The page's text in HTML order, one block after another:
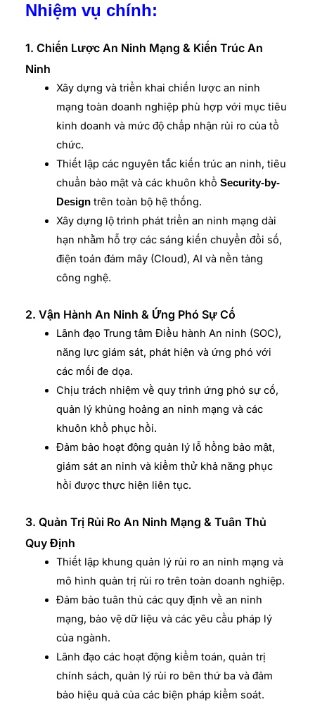
Nhiệm vụ chính:
1. Chiến Lược An Ninh Mạng & Kiến Trúc An
Ninh
Xây dựng và triển khai chiến lược an ninh
mạng toàn doanh nghiệp phù hợp với mục tiêu
kinh doanh và mức độ chấp nhận rủi ro của tổ
chức.
Thiết lập các nguyên tắc kiến trúc an ninh, tiêu
chuẩn bảo mật và các khuôn khổ Security-by-
Designtrên toàn bộ hệ thống.
Xây dựng lộ trình phát triển an ninh mạng dài
hạn nhằm hỗ trợ các sáng kiến chuyển đổi số,
điện toán đám mây (Cloud), AI và nền tảng
công nghệ.
2. Vận Hành An Ninh & Ứng Phó Sự Cố
Lãnh đạo Trung tâm Điều hành An ninh (SOC),
năng lực giám sát, phát hiện và ứng phó với
các mối đe dọa.
Chịu trách nhiệm về quy trình ứng phó sự cố,
quản lý khủng hoảng an ninh mạng và các
khuôn khổ phục hồi.
Đảm bảo hoạt động quản lý lỗ hổng bảo mật,
giám sát an ninh và kiểm thử khả năng phục
hồi được thực hiện liên tục.
3. Quản Trị Rủi Ro An Ninh Mạng & Tuân Thủ
Quy Định
Thiết lập khung quản lý rủi ro an ninh mạng và
mô hình quản trị rủi ro trên toàn doanh nghiệp.
Đảm bảo tuân thủ các quy định về an ninh
mạng, bảo vệ dữ liệu và các yêu cầu pháp lý
của ngành.
Lãnh đạo các hoạt động kiểm toán, quản trị
chính sách, quản lý rủi ro bên thứ ba và đảm
bảo hiệu quả của các biện pháp kiểm soát.